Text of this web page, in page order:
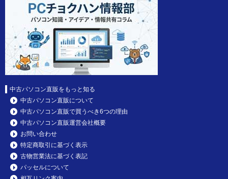
中古パソコン直販をもっと知る
中古パソコン直販について
中古パソコン直販で買うべき6つの理由
中古パソコン直販運営会社概要
お問い合わせ
特定商取引に基づく表示
古物営業法に基づく表記
パッセルについて